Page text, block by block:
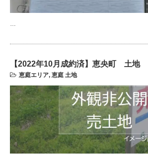
【2022年10月成約済】恵央町 土地
恵庭エリア, 恵庭 土地